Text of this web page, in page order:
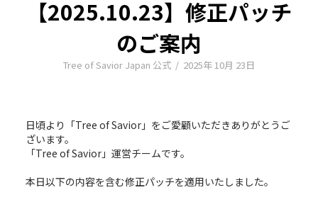
【2025.10.23】修正パッチ
のご案内
Tree of Savior Japan 公式 / 2025年 10月 23日
日頃より「Tree of Savior」をご愛顧いただきありがとうご
ざいます。
「Tree of Savior」運営チームです。
本日以下の内容を含む修正パッチを適用いたしました。